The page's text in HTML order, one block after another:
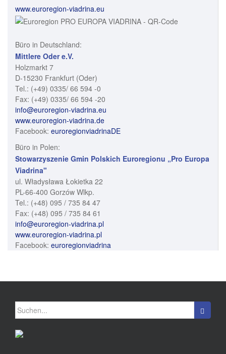
www.euroregion-viadrina.eu
Büro in Deutschland:
Mittlere Oder e.V.
Holzmarkt 7
D-15230 Frankfurt (Oder)
Tel.: (+49) 0335/ 66 594 -0
Fax: (+49) 0335/ 66 594 -20
info@euroregion-viadrina.eu
www.euroregion-viadrina.de
Facebook: euroregionviadrinaDE
Büro in Polen:
Stowarzyszenie Gmin Polskich Euroregionu „Pro Europa
Viadrina"
ul. Władysława Łokietka 22
PL-66-400 Gorzów Wlkp.
Tel.: (+48) 095 / 735 84 47
Fax: (+48) 095 / 735 84 61
info@euroregion-viadrina.pl
www.euroregion-viadrina.pl
Facebook: euroregionviadrina
Suchen
nach: